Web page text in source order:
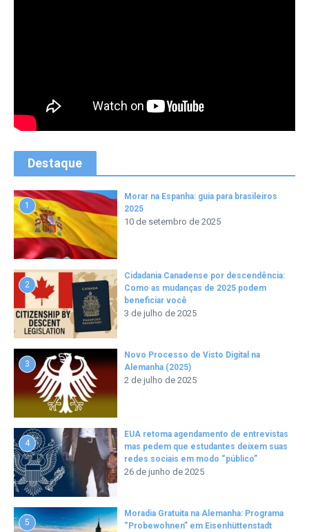
Destaque
1
Morar na Espanha: guia para brasileiros
2025
10 de setembro de 2025
2
Cidadania Canadense por descendência:
Como as mudanças de 2025 podem
beneficiar você
3 de julho de 2025
3
Novo Processo de Visto Digital na
Alemanha (2025)
2 de julho de 2025
4
EUA retoma agendamento de entrevistas
mas pedem que estudantes deixem suas
redes sociais em modo “público”
26 de junho de 2025
5
Moradia Gratuita na Alemanha: Programa
“Probewohnen” em Eisenhüttenstadt